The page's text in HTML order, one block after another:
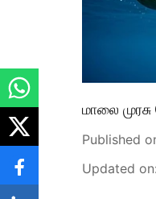
மாலை
Published
Updated on: